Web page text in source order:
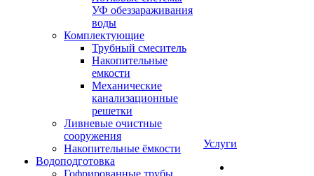
УФ обеззараживания
воды
Комплектующие
Трубный смеситель
Накопительные
емкости
Механические
канализационные
решетки
Ливневые очистные
сооружения
Накопительные ёмкости
Водоподготовка
Гофрированные трубы
Услуги